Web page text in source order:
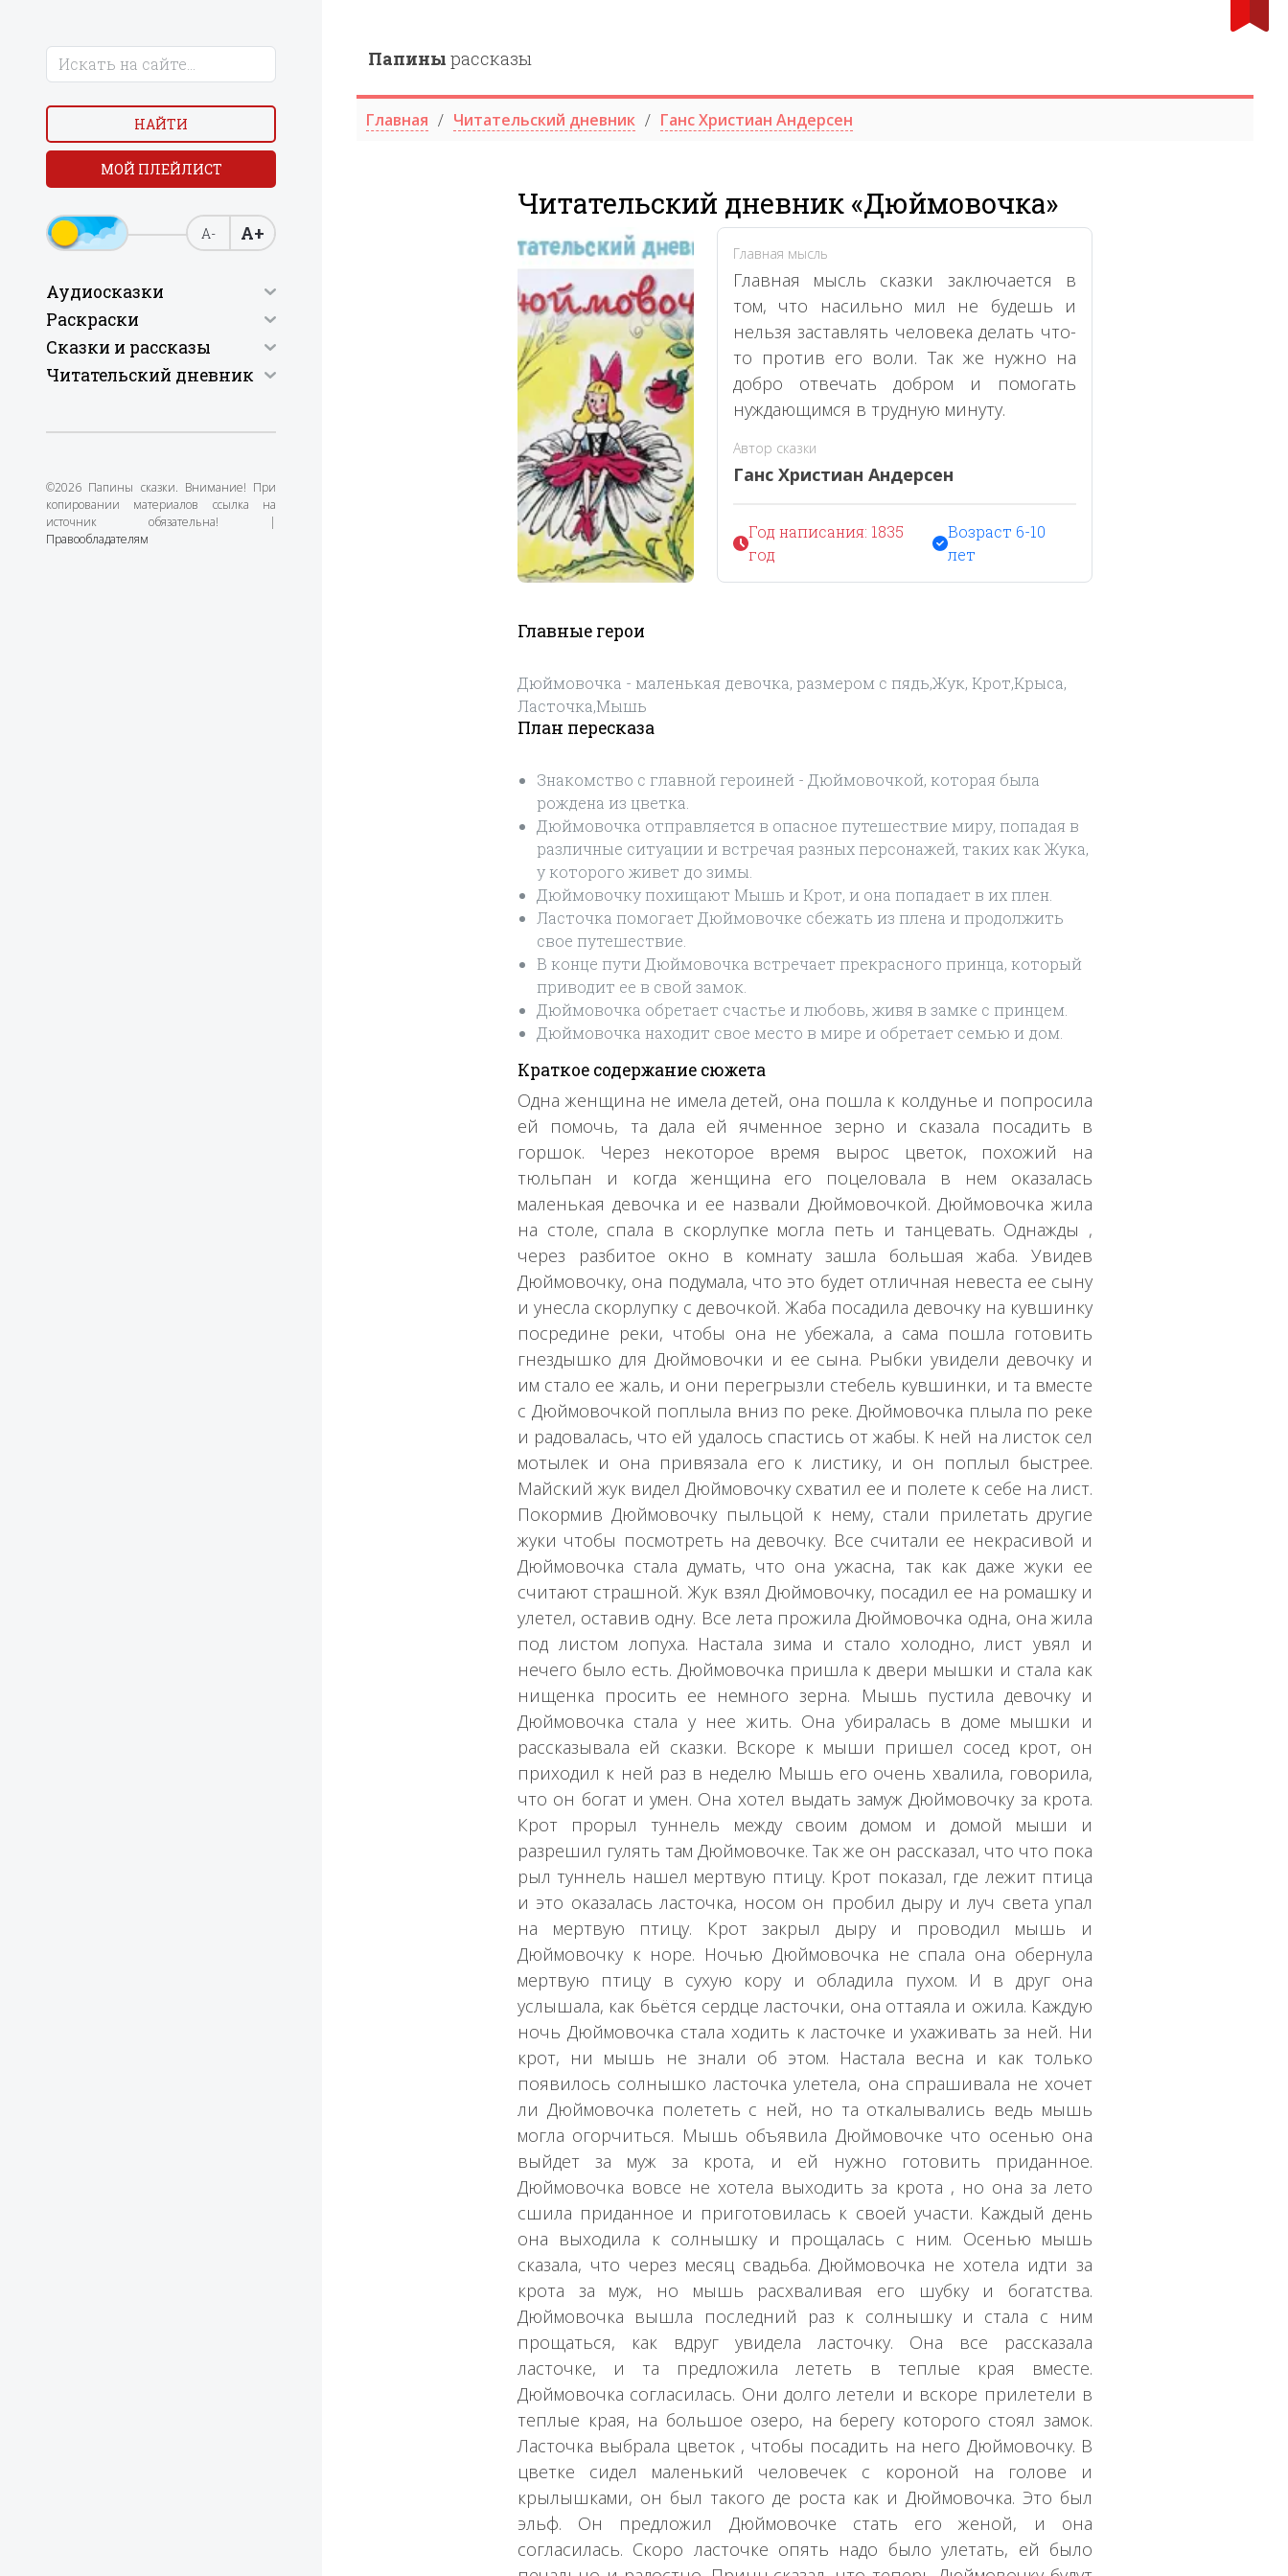
НАЙТИ
МОЙ ПЛЕЙЛИСТ
А- А+
Аудиосказки
Раскраски
Сказки и рассказы
Читательский дневник
©2026 Папины сказки. Внимание! При
копировании материалов ссылка на
источник обязательна! |
Правообладателям
Папины рассказы
Главная Читательский дневник Ганс Христиан Андерсен
Читательский дневник «Дюймовочка»
Главная мысль
Главная мысль сказки заключается в
том, что насильно мил не будешь и
нельзя заставлять человека делать что-
то против его воли. Так же нужно на
добро отвечать добром и помогать
нуждающимся в трудную минуту.
Автор сказки
Ганс Христиан Андерсен
Год написания: 1835
год
Возраст 6-10
лет
Главные герои
Дюймовочка - маленькая девочка, размером с пядь,Жук, Крот,Крыса,
Ласточка,Мышь
План пересказа
Знакомство с главной героиней - Дюймовочкой, которая была
рождена из цветка.
Дюймовочка отправляется в опасное путешествие миру, попадая в
различные ситуации и встречая разных персонажей, таких как Жука,
у которого живет до зимы.
Дюймовочку похищают Мышь и Крот, и она попадает в их плен.
Ласточка помогает Дюймовочке сбежать из плена и продолжить
свое путешествие.
В конце пути Дюймовочка встречает прекрасного принца, который
приводит ее в свой замок.
Дюймовочка обретает счастье и любовь, живя в замке с принцем.
Дюймовочка находит свое место в мире и обретает семью и дом.
Краткое содержание сюжета
Одна женщина не имела детей, она пошла к колдунье и попросила
ей помочь, та дала ей ячменное зерно и сказала посадить в
горшок. Через некоторое время вырос цветок, похожий на
тюльпан и когда женщина его поцеловала в нем оказалась
маленькая девочка и ее назвали Дюймовочкой. Дюймовочка жила
на столе, спала в скорлупке могла петь и танцевать. Однажды ,
через разбитое окно в комнату зашла большая жаба. Увидев
Дюймовочку, она подумала, что это будет отличная невеста ее сыну
и унесла скорлупку с девочкой. Жаба посадила девочку на кувшинку
посредине реки, чтобы она не убежала, а сама пошла готовить
гнездышко для Дюймовочки и ее сына. Рыбки увидели девочку и
им стало ее жаль, и они перегрызли стебель кувшинки, и та вместе
с Дюймовочкой поплыла вниз по реке. Дюймовочка плыла по реке
и радовалась, что ей удалось спастись от жабы. К ней на листок сел
мотылек и она привязала его к листику, и он поплыл быстрее.
Майский жук видел Дюймовочку схватил ее и полете к себе на лист.
Покормив Дюймовочку пыльцой к нему, стали прилетать другие
жуки чтобы посмотреть на девочку. Все считали ее некрасивой и
Дюймовочка стала думать, что она ужасна, так как даже жуки ее
считают страшной. Жук взял Дюймовочку, посадил ее на ромашку и
улетел, оставив одну. Все лета прожила Дюймовочка одна, она жила
под листом лопуха. Настала зима и стало холодно, лист увял и
нечего было есть. Дюймовочка пришла к двери мышки и стала как
нищенка просить ее немного зерна. Мышь пустила девочку и
Дюймовочка стала у нее жить. Она убиралась в доме мышки и
рассказывала ей сказки. Вскоре к мыши пришел сосед крот, он
приходил к ней раз в неделю Мышь его очень хвалила, говорила,
что он богат и умен. Она хотел выдать замуж Дюймовочку за крота.
Крот прорыл туннель между своим домом и домой мыши и
разрешил гулять там Дюймовочке. Так же он рассказал, что что пока
рыл туннель нашел мертвую птицу. Крот показал, где лежит птица
и это оказалась ласточка, носом он пробил дыру и луч света упал
на мертвую птицу. Крот закрыл дыру и проводил мышь и
Дюймовочку к норе. Ночью Дюймовочка не спала она обернула
мертвую птицу в сухую кору и обладила пухом. И в друг она
услышала, как бьётся сердце ласточки, она оттаяла и ожила. Каждую
ночь Дюймовочка стала ходить к ласточке и ухаживать за ней. Ни
крот, ни мышь не знали об этом. Настала весна и как только
появилось солнышко ласточка улетела, она спрашивала не хочет
ли Дюймовочка полететь с ней, но та откалывались ведь мышь
могла огорчиться. Мышь объявила Дюймовочке что осенью она
выйдет за муж за крота, и ей нужно готовить приданное.
Дюймовочка вовсе не хотела выходить за крота , но она за лето
сшила приданное и приготовилась к своей участи. Каждый день
она выходила к солнышку и прощалась с ним. Осенью мышь
сказала, что через месяц свадьба. Дюймовочка не хотела идти за
крота за муж, но мышь расхваливая его шубку и богатства.
Дюймовочка вышла последний раз к солнышку и стала с ним
прощаться, как вдруг увидела ласточку. Она все рассказала
ласточке, и та предложила лететь в теплые края вместе.
Дюймовочка согласилась. Они долго летели и вскоре прилетели в
теплые края, на большое озеро, на берегу которого стоял замок.
Ласточка выбрала цветок , чтобы посадить на него Дюймовочку. В
цветке сидел маленький человечек с короной на голове и
крылышками, он был такого де роста как и Дюймовочка. Это был
эльф. Он предложил Дюймовочке стать его женой, и она
согласилась. Скоро ласточке опять надо было улетать, ей было